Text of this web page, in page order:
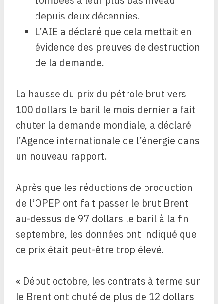
depuis deux décennies.
L’AIE a déclaré que cela mettait en
évidence des preuves de destruction
de la demande.
La hausse du prix du pétrole brut vers
100 dollars le baril le mois dernier a fait
chuter la demande mondiale, a déclaré
l’Agence internationale de l’énergie dans
un nouveau rapport.
Après que les réductions de production
de l’OPEP ont fait passer le brut Brent
au-dessus de 97 dollars le baril à la fin
septembre, les données ont indiqué que
ce prix était peut-être trop élevé.
« Début octobre, les contrats à terme sur
le Brent ont chuté de plus de 12 dollars